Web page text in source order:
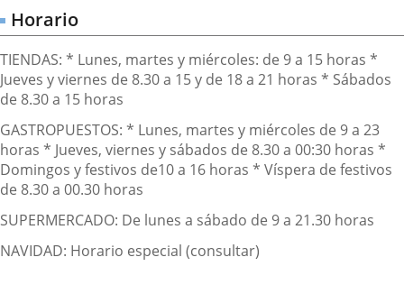
Horario
TIENDAS: * Lunes, martes y miércoles: de 9 a 15 horas *
Jueves y viernes de 8.30 a 15 y de 18 a 21 horas * Sábados
de 8.30 a 15 horas
GASTROPUESTOS: * Lunes, martes y miércoles de 9 a 23
horas * Jueves, viernes y sábados de 8.30 a 00:30 horas *
Domingos y festivos de10 a 16 horas * Víspera de festivos
de 8.30 a 00.30 horas
SUPERMERCADO: De lunes a sábado de 9 a 21.30 horas
NAVIDAD: Horario especial (consultar)